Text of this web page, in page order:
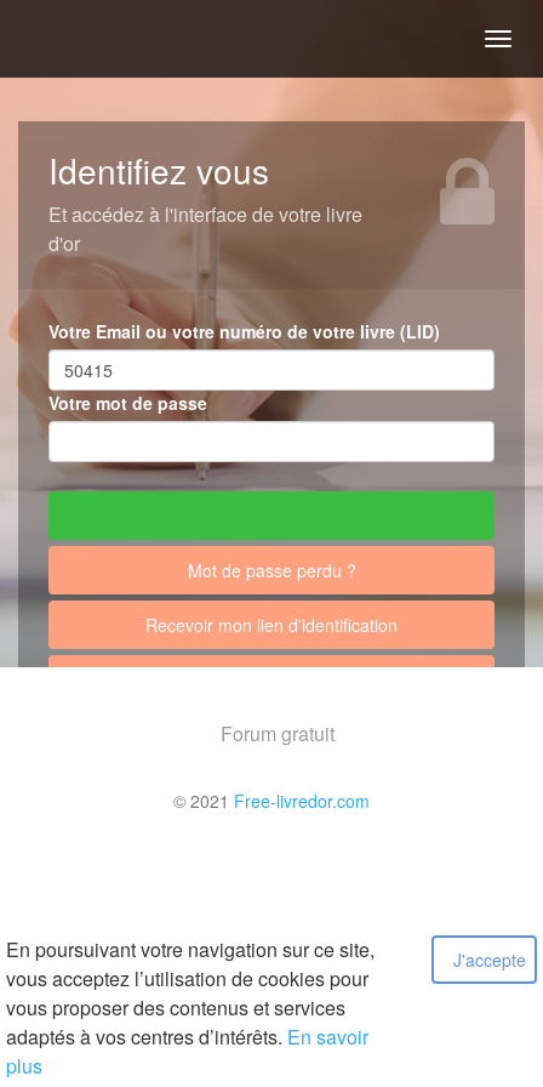
En poursuivant votre navigation sur ce site,
vous acceptez l’utilisation de cookies pour
vous proposer des contenus et services
adaptés à vos centres d’intérêts. En savoir
plus
J'accepte
Identifiez vous
Et accédez à l'interface de votre livre
d'or
Votre Email ou votre numéro de votre livre (LID)
Votre mot de passe
Mot de passe perdu ?
Recevoir mon lien d'identification
Forum gratuit
© 2021 Free-livredor.com